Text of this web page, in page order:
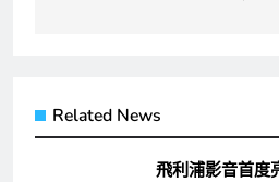
Related News
飛利浦影音首度